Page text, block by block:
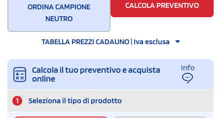
ORDINA CAMPIONE
NEUTRO
CALCOLA PREVENTIVO
TABELLA PREZZI CADAUNO | Iva esclusa
Calcola il tuo preventivo e acquista
online
Info
1 Seleziona il tipo di prodotto